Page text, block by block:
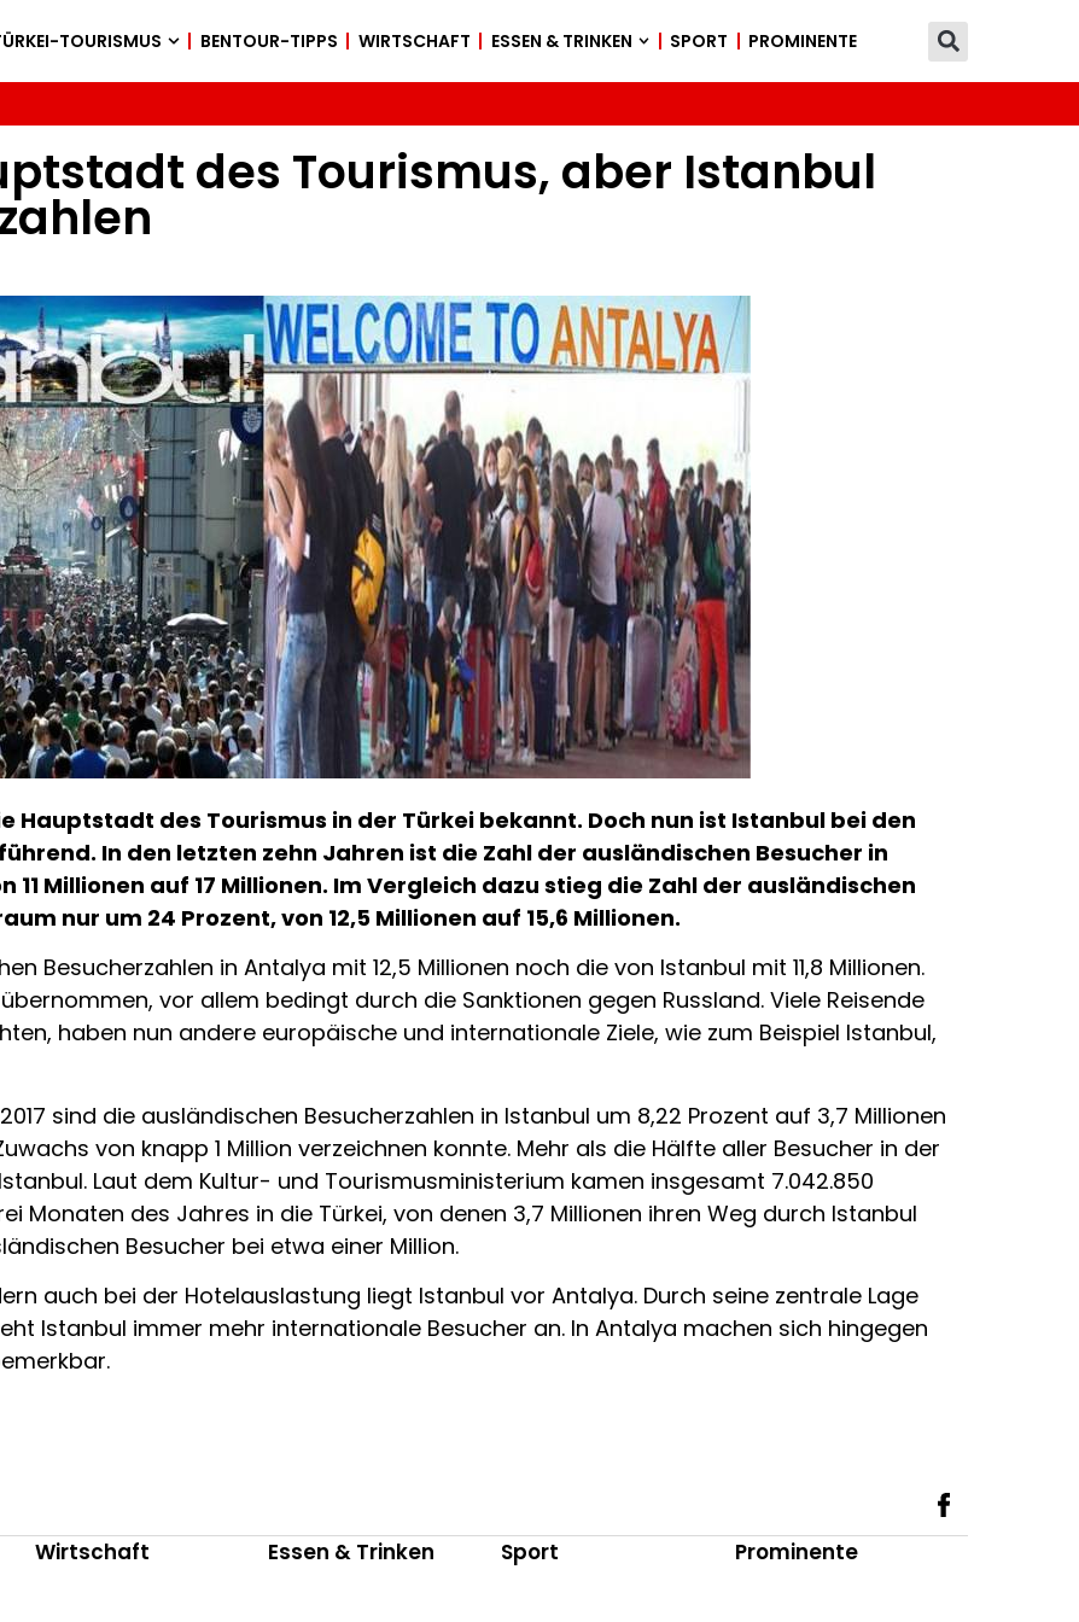
TOURISMUS BENTOUR-TIPPS WIRTSCHAFT ESSEN & TRINKEN SPORT PROMINENTE
des Tourismus, aber Istanbul
Hauptstadt des Tourismus in der Türkei bekannt. Doch nun ist Istanbul bei den
In den letzten zehn Jahren ist die Zahl der ausländischen Besucher in
11 Millionen auf 17 Millionen. Im Vergleich dazu stieg die Zahl der ausländischen
nur um 24 Prozent, von 12,5 Millionen auf 15,6 Millionen.
Besucherzahlen in Antalya mit 12,5 Millionen noch die von Istanbul mit 11,8 Millionen.
vor allem bedingt durch die Sanktionen gegen Russland. Viele Reisende
haben nun andere europäische und internationale Ziele, wie zum Beispiel Istanbul,
sind die ausländischen Besucherzahlen in Istanbul um 8,22 Prozent auf 3,7 Millionen
von knapp 1 Million verzeichnen konnte. Mehr als die Hälfte aller Besucher in der
Laut dem Kultur- und Tourismusministerium kamen insgesamt 7.042.850
Monaten des Jahres in die Türkei, von denen 3,7 Millionen ihren Weg durch Istanbul
Besucher bei etwa einer Million.
auch bei der Hotelauslastung liegt Istanbul vor Antalya. Durch seine zentrale Lage
Istanbul immer mehr internationale Besucher an. In Antalya machen sich hingegen
Wirtschaft Essen & Trinken Sport Prominente